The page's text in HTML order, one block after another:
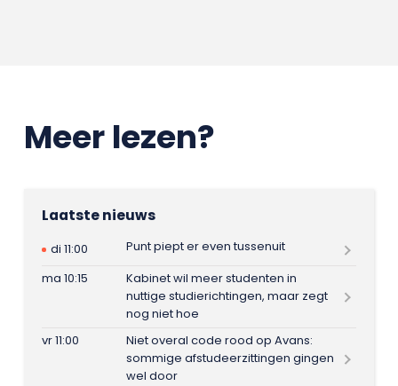
Meer lezen?
Laatste nieuws
di 11:00
Punt piept er even tussenuit
ma 10:15
Kabinet wil meer studenten in
nuttige studierichtingen, maar zegt
nog niet hoe
vr 11:00
Niet overal code rood op Avans:
sommige afstudeerzittingen gingen
wel door